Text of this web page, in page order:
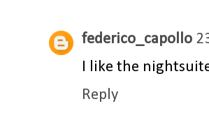
federico_capollo
I like the
Reply